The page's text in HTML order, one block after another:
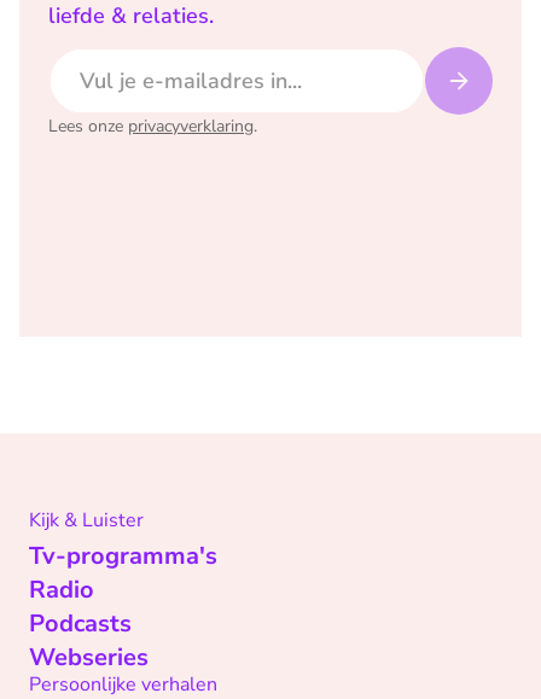
liefde & relaties.
Lees onze privacyverklaring.
Kijk & Luister
Tv-programma's
Radio
Podcasts
Webseries
Persoonlijke verhalen